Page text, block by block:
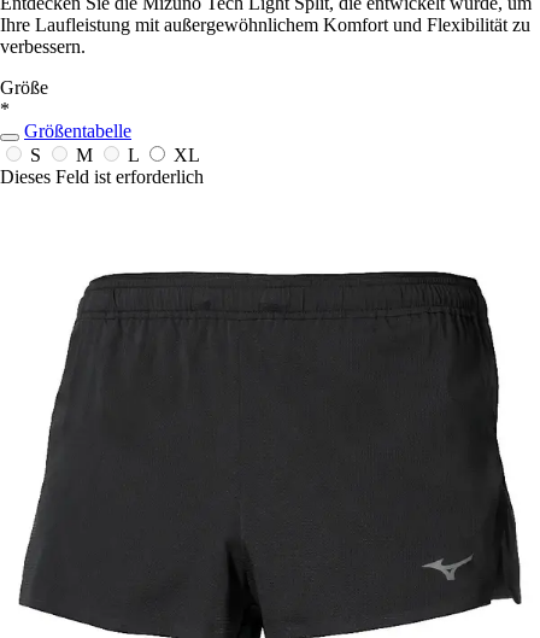
Ihre Laufleistung mit außergewöhnlichem Komfort und Flexibilität zu
verbessern.
Größe
*
Größentabelle
S
M L
XL
Dieses Feld ist erforderlich